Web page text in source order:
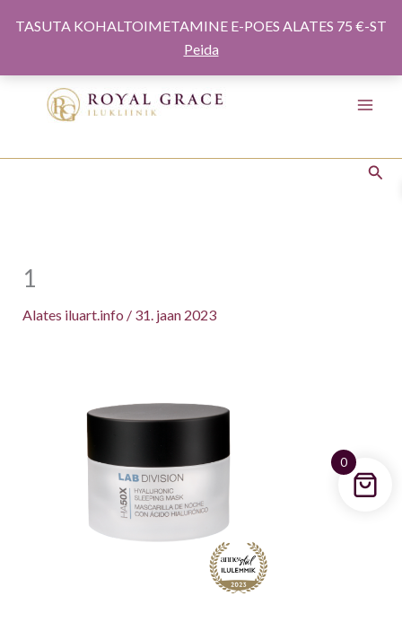
TASUTA KOHALTOIMETAMINE E-POES ALATES 75 €-ST
Peida
sisule
1
Alates iluart.info / 31. jaan 2023
0